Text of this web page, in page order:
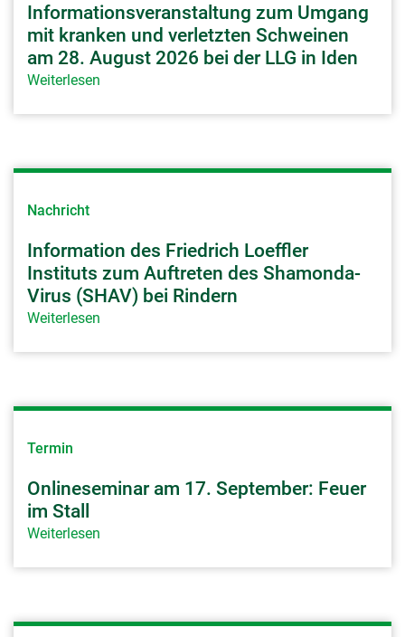
Informationsveranstaltung zum Umgang
mit kranken und verletzten Schweinen
am 28. August 2026 bei der LLG in Iden
Weiterlesen
Nachricht
Information des Friedrich Loeffler
Instituts zum Auftreten des Shamonda-
Virus (SHAV) bei Rindern
Weiterlesen
Termin
Onlineseminar am 17. September: Feuer
im Stall
Weiterlesen
Openstreetmap
Name:
_osm_location, _osm_session, _osm_totp_token,
OpenStreetMap Foundation
Zweck:
entsperren.
Cookie Laufzeit:
1-10 Jahre